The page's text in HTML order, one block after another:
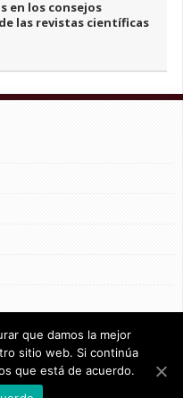
en los consejos
las revistas científicas
S.L.
que damos la mejor
sitio web. Si continúa
que está de acuerdo.